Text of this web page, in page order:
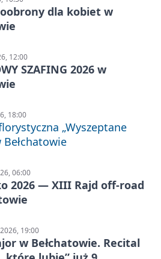
dla kobiet w
12:00
SZAFING 2026 w
18:00
„Wyszeptane
Bełchatowie
06:00
2026 — XIII Rajd off‑road
19:00
w Bełchatowie. Recital